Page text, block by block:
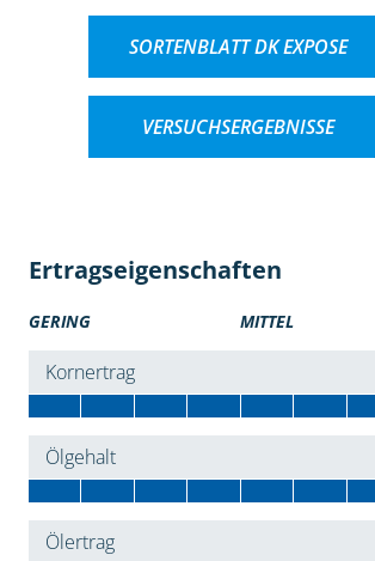
SORTENBLATT DK EXPOSE
VERSUCHSERGEBNISSE
Ertragseigenschaften
GERING MITTEL
Kornertrag
Ölgehalt
Ölertrag